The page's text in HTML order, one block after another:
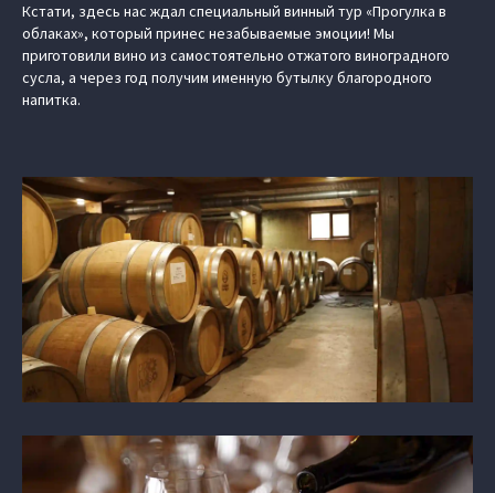
Кстати, здесь нас ждал специальный винный тур «Прогулка в
облаках», который принес незабываемые эмоции! Мы
приготовили вино из самостоятельно отжатого виноградного
сусла, а через год получим именную бутылку благородного
напитка.